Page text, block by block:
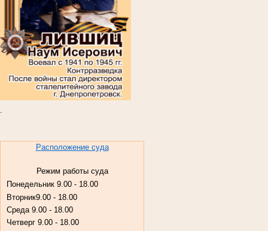
Расположение суда
Режим работы суда
Понедельник 9.00 - 18.00
Вторник9.00 - 18.00
Среда 9.00 - 18.00
Четверг 9.00 - 18.00